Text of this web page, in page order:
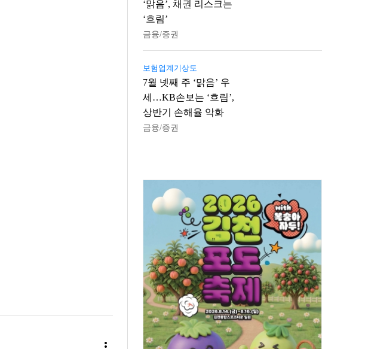
‘맑음’, 채권 리스크는
‘흐림’
금융/증권
보험업계기상도
7월 넷째 주 ‘맑음’ 우
세…KB손보는 ‘흐림’,
상반기 손해율 악화
금융/증권